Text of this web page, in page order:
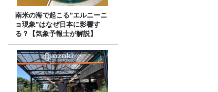
南米の海で起こる”エルニーニ
ョ現象”はなぜ日本に影響す
る？【気象予報士が解説】